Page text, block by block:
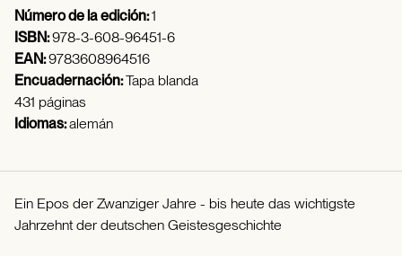
Número de la edición:1
ISBN:978-3-608-96451-6
EAN:9783608964516
Encuadernación:Tapa blanda
431 páginas
Idiomas:alemán
Ein Epos der Zwanziger Jahre - bis heute das wichtigste
Jahrzehnt der deutschen Geistesgeschichte